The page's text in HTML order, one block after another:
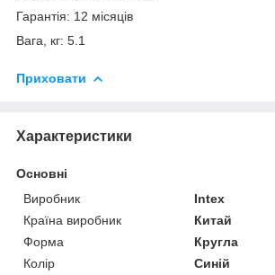
Гарантія: 12 місяців
Вага, кг: 5.1
Приховати
Характеристики
Основні
Виробник
Intex
Країна виробник
Китай
Форма
Кругла
Колір
Синій